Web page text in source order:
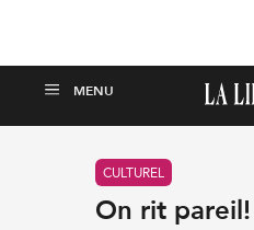
CULTUREL
On rit pareil!